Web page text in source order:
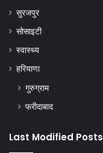
सुरजपुर
सोसाइटी
स्वास्थ्य
हरियाणा
गुरुग्राम
फरीदाबाद
Last Modified Posts